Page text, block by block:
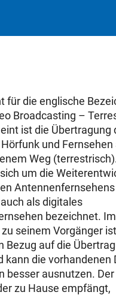
für die englische
Broadcasting –
ist die Übertragung
und Fernsehen
Weg
um die
als digitales
bezeichnet. Im
seinem Vorgänger
Bezug auf die
kann die vorhandenen
besser ausnutzen. Der
zu Hause empfängt,